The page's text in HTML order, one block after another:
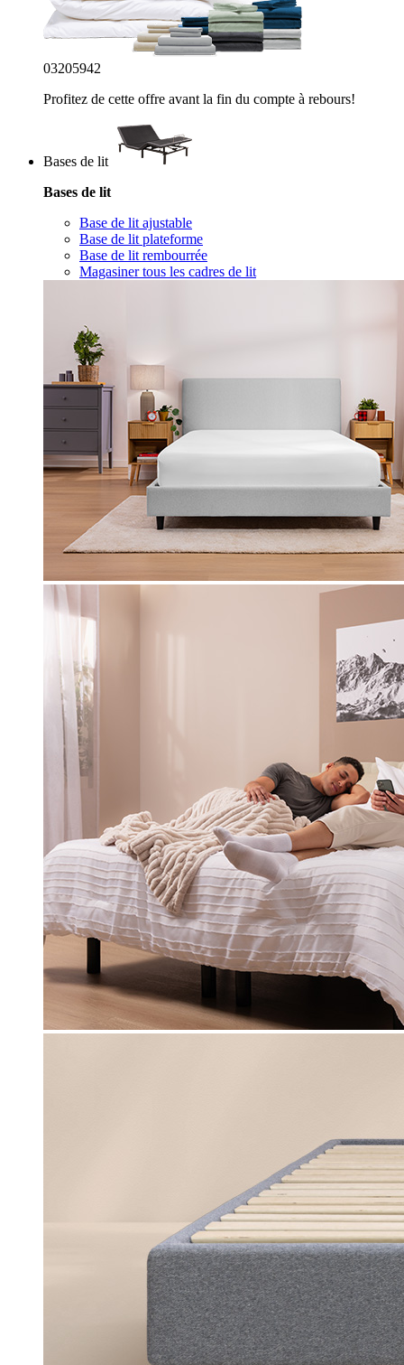
03205940
Profitez de cette offre avant la fin du compte à rebours!
Bases de lit
Bases de lit
Base de lit ajustable
Base de lit plateforme
Base de lit rembourrée
Magasiner tous les cadres de lit